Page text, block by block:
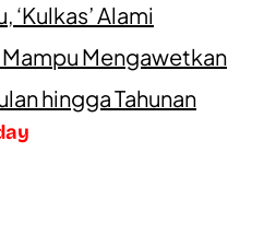
Alami
Mampu Mengawetkan
hingga Tahunan